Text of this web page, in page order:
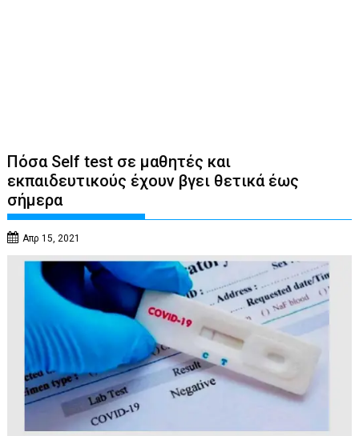
Πόσα Self test σε μαθητές και
εκπαιδευτικούς έχουν βγει θετικά έως
σήμερα
Απρ 15, 2021